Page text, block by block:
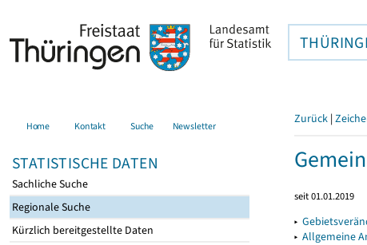
Home Kontakt Suche Newsletter
STATISTISCHE DATEN
Sachliche Suche
Regionale Suche
Kürzlich bereitgestellte Daten
Zurück |
seit 01.01.2019
▸
▸ Allgemeine